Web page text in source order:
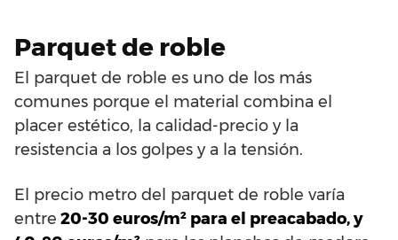
Parquet de roble
El parquet de roble es uno de los más
comunes porque el material combina el
placer estético, la calidad-precio y la
resistencia a los golpes y a la tensión.
El precio metro del parquet de roble varía
entre 20-30 euros/m² para el preacabado, y